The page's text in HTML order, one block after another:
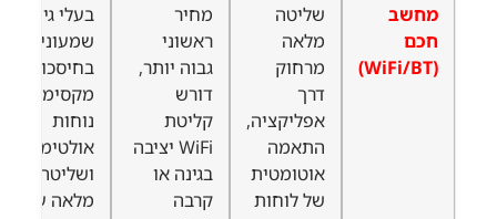
מחשב
חכם
(WiFi/BT)
שליטה
מלאה
מרחוק
דרך
אפליקציה,
התאמה
אוטומטית
של לוחות
מחיר
ראשוני
גבוה יותר,
דורש
קליטת
WiFi יציבה
בגינה או
קרבה
בעלי גינות
שמעוניינים
בחיסכון
מקסימלי,
נוחות
ושליטה
מלאה על